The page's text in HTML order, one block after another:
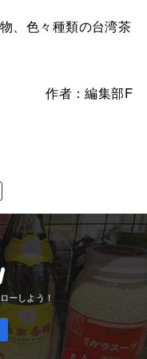
、色々種類の台湾茶
作者：編集部F